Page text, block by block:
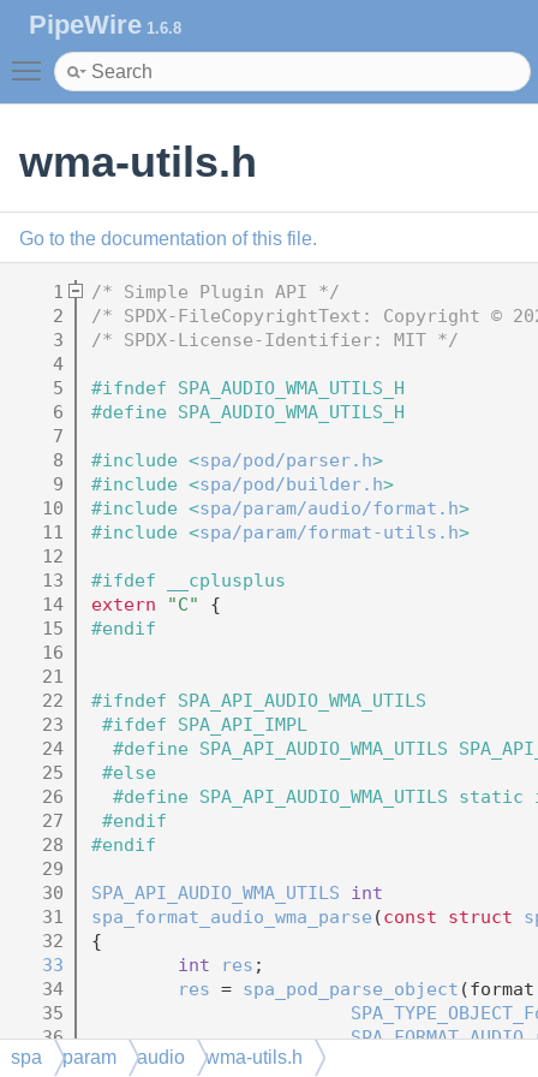
PipeWire 1.6.8
Toggle main menu visibility
wma-utils.h
Go to the documentation of this file.
    1
/* Simple Plugin API */
    2
/* SPDX-FileCopyrightText: Copyright ©
    3
/* SPDX-License-Identifier: MIT */
    4
    5
#ifndef SPA_AUDIO_WMA_UTILS_H
    6
#define SPA_AUDIO_WMA_UTILS_H
    7
    8
#include <spa/pod/parser.h>
    9
#include <spa/pod/builder.h>
   10
#include <spa/param/audio/format.h>
   11
#include <spa/param/format-utils.h>
   12
   13
#ifdef __cplusplus
   14
extern "C"
{
   15
#endif
   16
   21
   22
#ifndef SPA_API_AUDIO_WMA_UTILS
   23
#ifdef SPA_API_IMPL
   24
#define SPA_API_AUDIO_WMA_UTILS
   25
#else
   26
#define SPA_API_AUDIO_WMA_UTILS static
   27
#endif
   28
#endif
   29
   30
SPA_API_AUDIO_WMA_UTILS
int
   31
spa_format_audio_wma_parse (const struct
   32
{
   33
int res ;
   34
res = spa_pod_parse_object
   35
   36
   37
spa param audio wma-utils.h